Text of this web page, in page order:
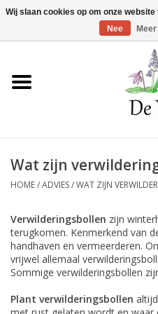
Home
Voorjaarsbloeiers
Herfstbloeiers
Wat zijn
HOME/ADVIES/WAT ZIJN
Verwilderingsbollen zijn
terugkomen. Kenmerkend van
handhaven en vermeerderen.
vrijwel allemaal
Sommige verwilderingsbollen
Plant verwilderingsbollen
Wij slaan cookies op om onze
Nee